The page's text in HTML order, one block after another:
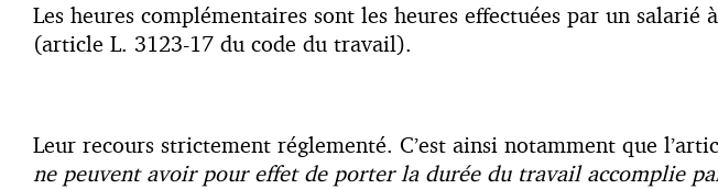
Les heures complémentaires sont les heures effectuées par un
(article L. 3123-17 du code du travail).
Leur recours strictement réglementé. C’est ainsi notamment que
ne peuvent avoir pour effet de porter la durée du travail accomplie